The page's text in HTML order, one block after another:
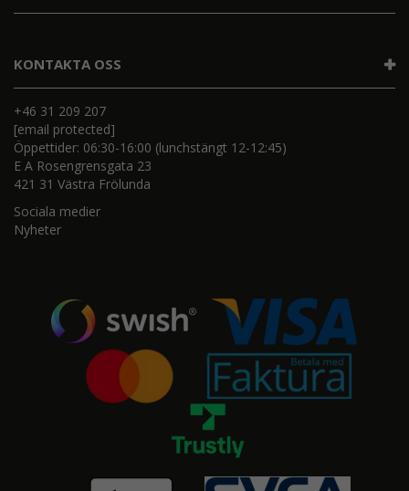
KONTAKTA OSS
+46 31 209 207
[email protected]
Öppettider: 06:30-16:00 (lunchstängt 12-12:45)
E A Rosengrensgata 23
421 31 Västra Frölunda
Sociala medier
Nyheter